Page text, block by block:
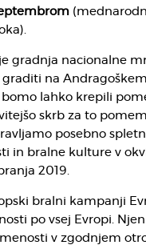
gradnja nacionalne
na
lahko krepili
skrb za to
posebno
in bralne kulture v
2019.
bralni kampanji
po vsej Evropi.
v zgodnjem